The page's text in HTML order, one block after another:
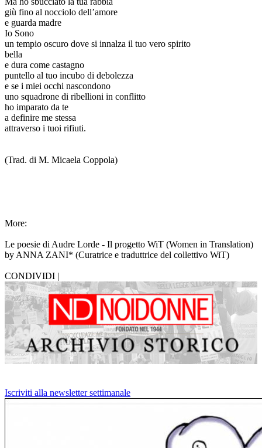
giù fino al nocciolo dell’amore
e guarda madre
Io Sono
un tempio oscuro dove si innalza il tuo vero spirito
bella
e dura come castagno
puntello al tuo incubo di debolezza
e se i miei occhi nascondono
uno squadrone di ribellioni in conflitto
ho imparato da te
a definire me stessa
attraverso i tuoi rifiuti.
(Trad. di M. Micaela Coppola)
More:
Le poesie di Audre Lorde - Il progetto WiT (Women in Translation)
by ANNA ZANI* (Curatrice e traduttrice del collettivo WiT)
CONDIVIDI |
Iscriviti alla newsletter settimanale